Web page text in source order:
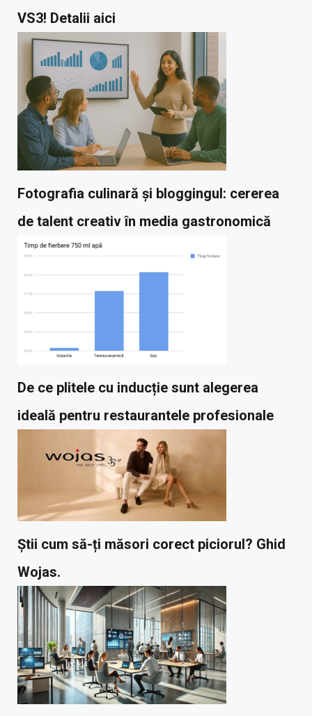
VS3! Detalii aici
Fotografia culinară și bloggingul: cererea
de talent creativ în media gastronomică
De ce plitele cu inducție sunt alegerea
ideală pentru restaurantele profesionale
Știi cum să-ți măsori corect piciorul? Ghid
Wojas.